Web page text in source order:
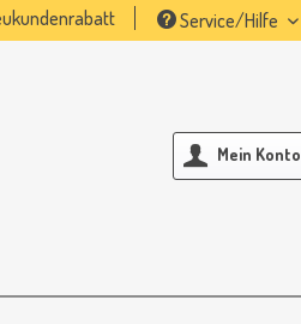
Service/Hilfe
Mein Konto